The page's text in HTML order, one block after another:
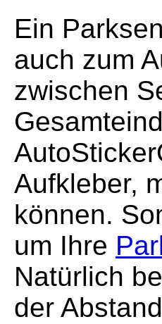
Ein
auch zum
zwischen
Aufkleber,
können.
um Ihre
Natürlich
der